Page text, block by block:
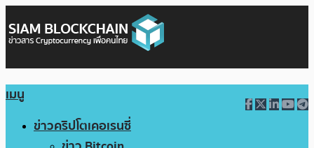
เมนู
ข่าวคริปโตเคอเรนซี่